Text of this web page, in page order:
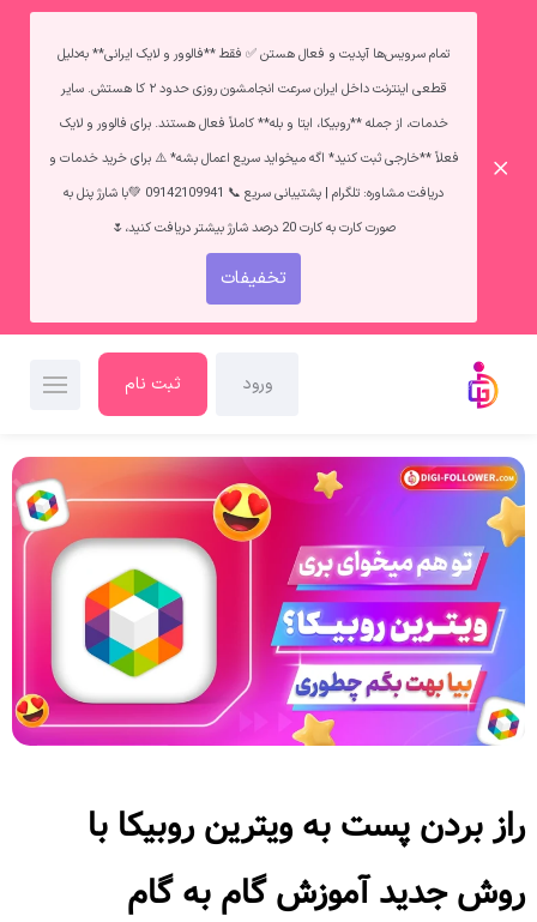
تمام سرویس‌ها آپدیت و فعال هستن ✅ فقط **فالوور و لایک ایرانی** به‌دلیل
قطعی اینترنت داخل ایران سرعت انجامشون روزی حدود ۲ کا هستش. سایر
خدمات، از جمله **روبیکا، ایتا و بله** کاملاً فعال هستند. برای فالوور و لایک
فعلاً **خارجی ثبت کنید* اگه میخواید سریع اعمال بشه* ⚠️ برای خرید خدمات و
دریافت مشاوره: تلگرام | پشتیبانی سریع 📞 09142109941 💚با شارژ پنل به
صورت کارت به کارت 20 درصد شارژ بیشتر دریافت کنید،🌷
تخفیفات
ورود ثبت نام
راز بردن پست به ویترین روبیکا با
روش جدید آموزش گام به گام